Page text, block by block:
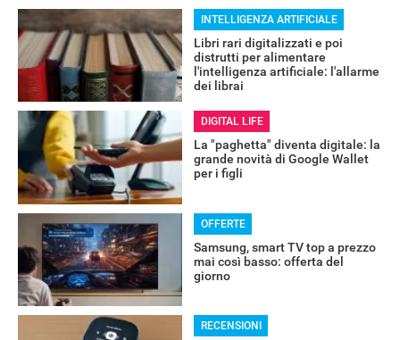
RECENSIONI
INTELLIGENZA ARTIFICIALE
Libri rari digitalizzati e poi
distrutti per alimentare
l'intelligenza artificiale: l'allarme
dei librai
DIGITAL LIFE
La "paghetta" diventa digitale: la
grande novità di Google Wallet
per i figli
OFFERTE
Samsung, smart TV top a prezzo
mai così basso: offerta del
giorno
RECENSIONI